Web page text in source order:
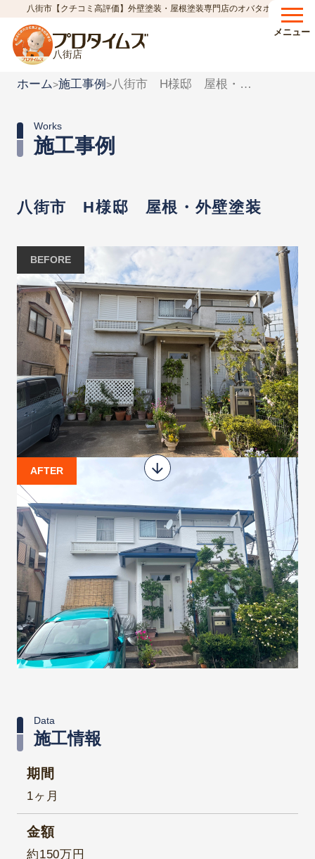
八街市【クチコミ高評価】外壁塗装・屋根塗装専門店のオバタホーム
八街店
メニュー
ホーム>施工事例 > 八街市 H様邸 屋根・外壁塗装
施工事例
Works
八街市 H様邸 屋根・外壁塗装
BEFORE
AFTER
施工情報
Data
期間
1ヶ月
金額
約150万円